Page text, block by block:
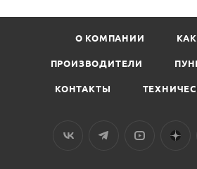
О КОМПАНИИ
ПРОИЗВОДИТЕЛИ
КОНТАКТЫ